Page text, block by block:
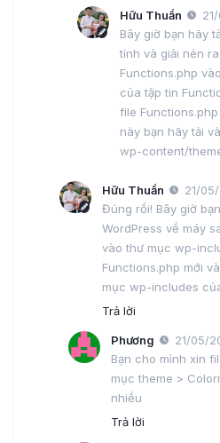
Hữu Thuần
Bây giờ bạn hãy
tính và giải nén
Functions.php
của tập tin
file
này bạn hãy tải
wp-content/
Hữu Thuần
21/
Đúng rồi! Bây giờ
WordPress về máy
vào thư mục wp-
Functions.php mới
mục wp-includes
Trả lời
Phương
21/05/
Bạn cho mình xin
mục theme >
nhiều
Trả lời